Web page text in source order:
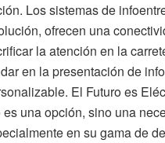
Los sistemas de
ofrecen una
la atención en la
en la presentación de
El Futuro es
una opción, sino una
en su gama de